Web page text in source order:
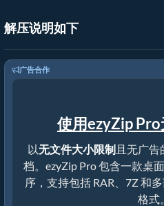
解压说明如下
广告合作
使用ezyZip Pro
以无文件大小限制且无广
档。ezyZip Pro 包含一款桌
序，支持包括 RAR、7Z 和
格式。